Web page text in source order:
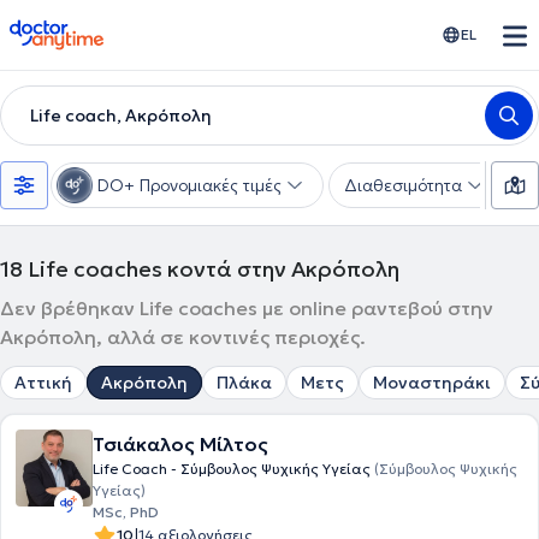
doctoranytime EL
Life coach, Ακρόπολη
DO+ Προνομιακές τιμές Διαθεσιμότητα
18 Life coaches κοντά στην Ακρόπολη
Δεν βρέθηκαν Life coaches με online ραντεβού στην
Ακρόπολη, αλλά σε κοντινές περιοχές.
Αττική Ακρόπολη Πλάκα Μετς Μοναστηράκι
Τσιάκαλος Μίλτος
Life Coach - Σύμβουλος Ψυχικής Υγείας (Σύμβουλος Ψυχικής
Υγείας)
MSc, PhD
10 14 αξιολογήσεις